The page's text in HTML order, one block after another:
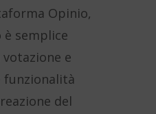
Opinio,
semplice
e
funzionalità
del